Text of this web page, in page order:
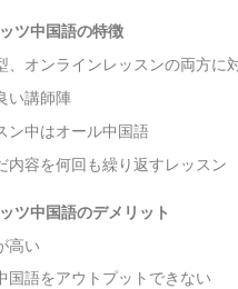
ツ中国語の特徴
、オンラインレッスンの両方に
い講師陣
ン中はオール中国語
内容を何回も繰り返すレッスン
ツ中国語のデメリット
高い
国語をアウトプットできない